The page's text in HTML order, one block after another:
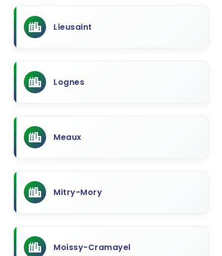
Lieusaint
Lognes
Meaux
Mitry-Mory
Moissy-Cramayel